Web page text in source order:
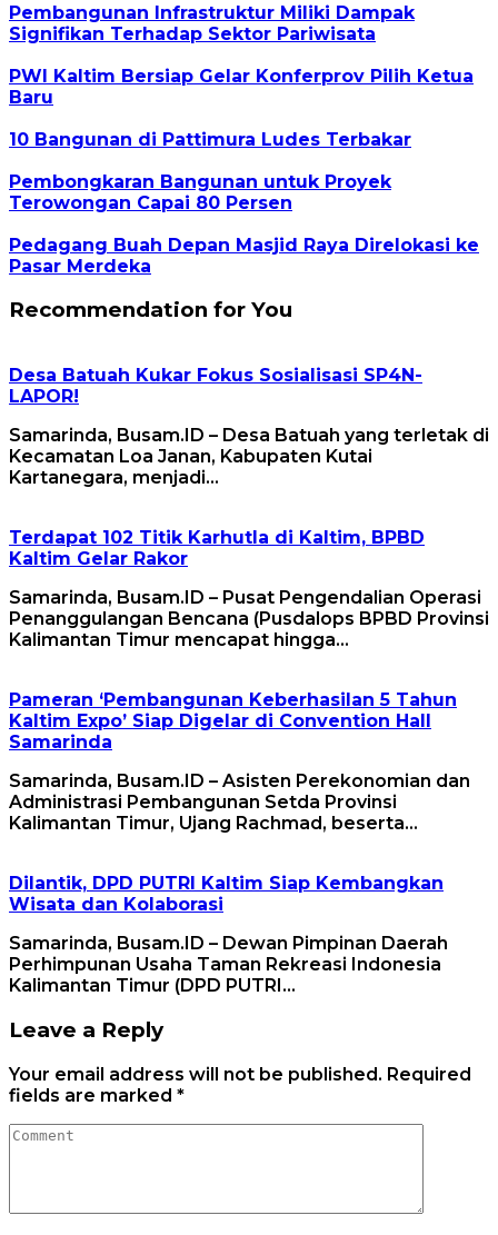
Pembangunan Infrastruktur Miliki Dampak
Signifikan Terhadap Sektor Pariwisata
PWI Kaltim Bersiap Gelar Konferprov Pilih Ketua
Baru
10 Bangunan di Pattimura Ludes Terbakar
Pembongkaran Bangunan untuk Proyek
Terowongan Capai 80 Persen
Pedagang Buah Depan Masjid Raya Direlokasi ke
Pasar Merdeka
Recommendation for You
Desa Batuah Kukar Fokus Sosialisasi SP4N-
LAPOR!
Samarinda, Busam.ID – Desa Batuah yang terletak di
Kecamatan Loa Janan, Kabupaten Kutai
Kartanegara, menjadi…
Terdapat 102 Titik Karhutla di Kaltim, BPBD
Kaltim Gelar Rakor
Samarinda, Busam.ID – Pusat Pengendalian Operasi
Penanggulangan Bencana (Pusdalops BPBD Provinsi
Kalimantan Timur mencapat hingga…
Pameran ‘Pembangunan Keberhasilan 5 Tahun
Kaltim Expo’ Siap Digelar di Convention Hall
Samarinda
Samarinda, Busam.ID – Asisten Perekonomian dan
Administrasi Pembangunan Setda Provinsi
Kalimantan Timur, Ujang Rachmad, beserta…
Dilantik, DPD PUTRI Kaltim Siap Kembangkan
Wisata dan Kolaborasi
Samarinda, Busam.ID – Dewan Pimpinan Daerah
Perhimpunan Usaha Taman Rekreasi Indonesia
Kalimantan Timur (DPD PUTRI…
Leave a Reply
Your email address will not be published. Required
fields are marked *